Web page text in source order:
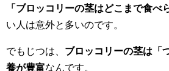
「ブロッコリーの茎はどこまで食べ
い人は意外と多いのです。
でもじつは、 ブロッコリーの茎は「
養が豊富なんです。